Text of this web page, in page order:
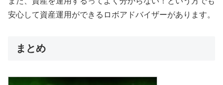
安心して資産運用ができるロボアドバイザーがあります。
まとめ